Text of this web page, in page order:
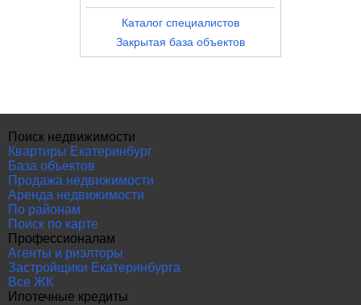
Каталог специалистов
Закрытая база объектов
Поиск недвижимости
Квартиры Екатеринбург
База объектов
Продажа недвижимости
Аренда недвижимости
По районам
Поиск по карте
Профессионалам
Агенты и риэлторы
Застройщики Екатеринбурга
Все ЖК
Ипотечные кредиты